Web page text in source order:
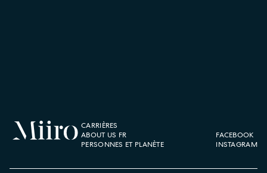
CARRIÈRES
ABOUT US FR
PERSONNES ET PLANÈTE
FACEBOOK
INSTAGRAM